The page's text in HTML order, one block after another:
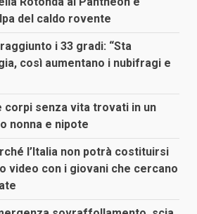
del caldo rovente
i 33 gradi: “Sta
così aumentano i nubifragi e
corpi senza vita trovati in un
nonna e nipote
l’Italia non potrà costituirsi
video con i giovani che cercano